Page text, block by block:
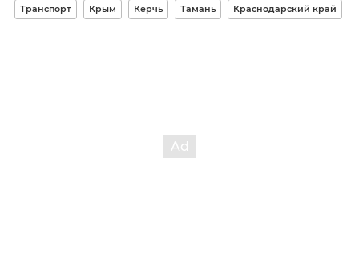
Транспорт Крым Керчь Тамань Краснодарский край